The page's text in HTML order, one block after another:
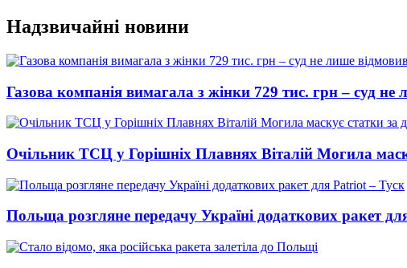
Перейти
до
вмісту
Надзвичайні новини
Газова компанія вимагала з жінки 729 тис. грн – суд не
Очільник ТСЦ у Горішніх Плавнях Віталій Могила
Польща розгляне передачу Україні додаткових ракет